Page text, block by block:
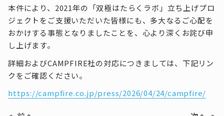
本件により、2021年の「双極はたらくラボ」立ち上げプロ
ジェクトをご支援いただいた皆様にも、多大なるご心配を
おかけする事態となりましたことを、心より深くお詫び申
し上げます。
詳細およびCAMPFIRE社の対応につきましては、下記リン
クをご確認ください。
https://campfire.co.jp/press/2026/04/24/campfire/